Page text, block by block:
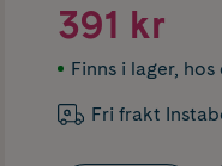
391 kr
Finns i lager, hos
Fri frakt